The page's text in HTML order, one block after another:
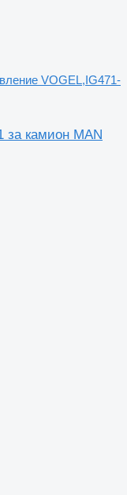
VOGEL,IG471-
за камион MAN